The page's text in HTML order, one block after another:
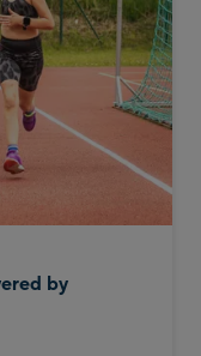
by